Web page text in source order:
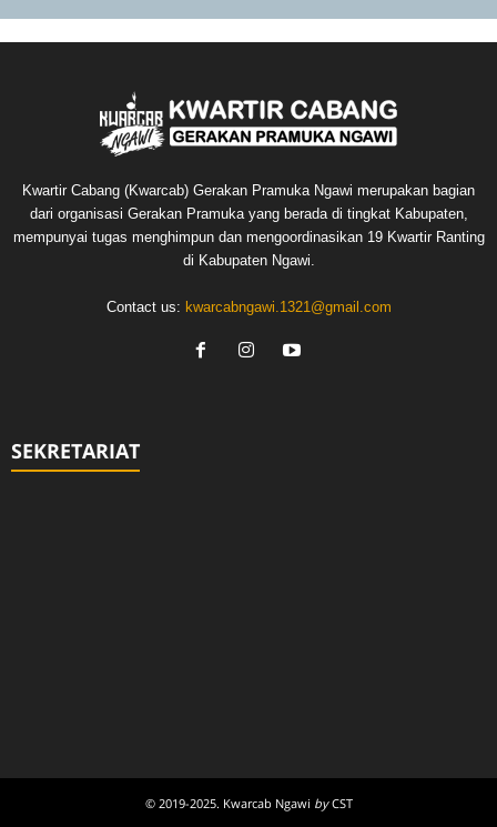
Kwartir Cabang (Kwarcab) Gerakan Pramuka Ngawi merupakan bagian
dari organisasi Gerakan Pramuka yang berada di tingkat Kabupaten,
mempunyai tugas menghimpun dan mengoordinasikan 19 Kwartir Ranting
di Kabupaten Ngawi.
Contact us: kwarcabngawi.1321@gmail.com
SEKRETARIAT
© 2019-2025. Kwarcab Ngawi byCST